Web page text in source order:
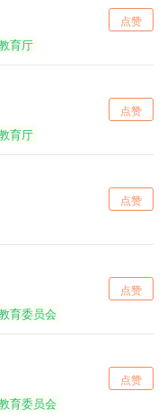
育厅
点赞
育厅
点赞
点赞
育委员会
点赞
育委员会
点赞